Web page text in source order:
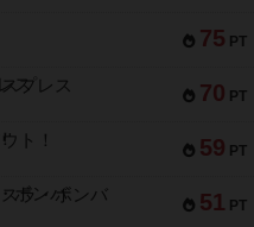
75 PT
70 PT
プレス
59 PT
ト！
51 PT
ラ・ボンバ